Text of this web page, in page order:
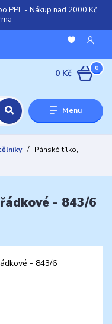
PPL - Nákup nad 2000 Kč
Menu
0
0 Kč
Pánské tílko,
- 843/6